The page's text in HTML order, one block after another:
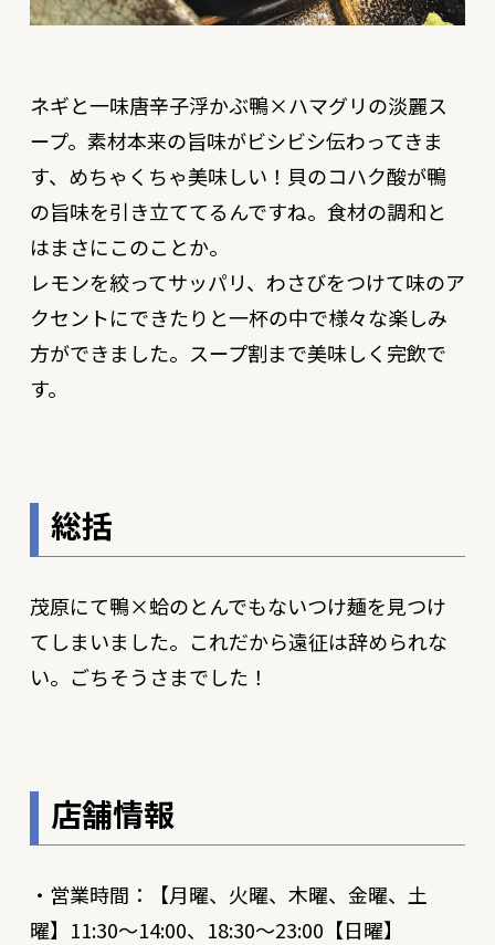
ネギと一味唐辛子浮かぶ鴨×ハマグリの淡麗ス
ープ。素材本来の旨味がビシビシ伝わってきま
す、めちゃくちゃ美味しい！貝のコハク酸が鴨
の旨味を引き立ててるんですね。食材の調和と
はまさにこのことか。
レモンを絞ってサッパリ、わさびをつけて味のア
クセントにできたりと一杯の中で様々な楽しみ
方ができました。スープ割まで美味しく完飲で
す。
総括
茂原にて鴨×蛤のとんでもないつけ麺を見つけ
てしまいました。これだから遠征は辞められな
い。ごちそうさまでした！
店舗情報
・営業時間：【月曜、火曜、木曜、金曜、土
曜】11:30〜14:00、18:30〜23:00【日曜】